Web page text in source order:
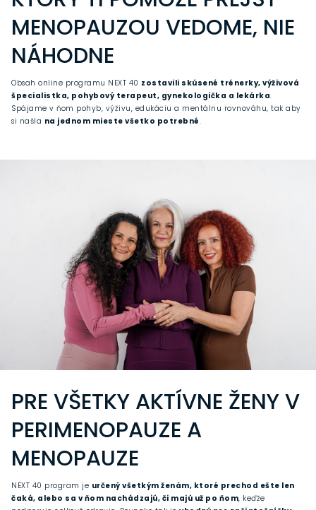
MENOPAUZOU VEDOME, NIE
NÁHODNE
Obsah online programu NEXT 40 zostavili skúsené trénerky, výživová
špecialistka, pohybový terapeut, gynekologička a lekárka.
Spájame v ňom pohyb, výživu, edukáciu a mentálnu rovnováhu, tak aby
si našla na jednom mieste všetko potrebné.
PRE VŠETKY AKTÍVNE ŽENY V
PERIMENOPAUZE A
MENOPAUZE
NEXT 40 program je určený všetkým ženám, ktoré prechod ešte len
čaká, alebo sa v ňom nachádzajú, či majú už po ňom, keďže